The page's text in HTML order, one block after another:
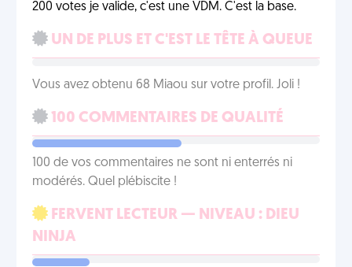
200 votes je valide, c'est une VDM. C'est la base.
UN DE PLUS ET C'EST LE TÊTE À QUEUE
Vous avez obtenu 68 Miaou sur votre profil. Joli !
100 COMMENTAIRES DE QUALITÉ
100 de vos commentaires ne sont ni enterrés ni
modérés. Quel plébiscite !
FERVENT LECTEUR — NIVEAU : DIEU
NINJA